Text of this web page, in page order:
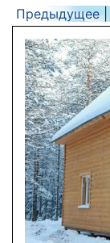
Предыдущее|